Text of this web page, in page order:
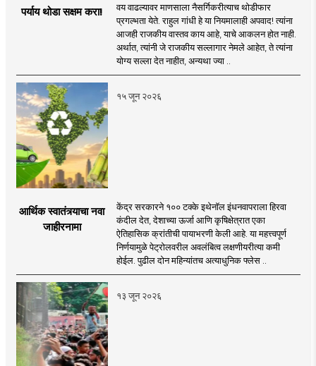
पर्याय थोडा सक्षम करा!
वय वाढल्यावर माणसाला नैसर्गिकरीत्याच थोडीफार
प्रगल्भता येते. राहुल गांधी हे या नियमालाही अपवाद! त्यांना
आजही राजकीय वास्तव काय आहे, याचे आकलन होत नाही.
अर्थात, त्यांनी जे राजकीय सल्लागार नेमले आहेत, ते त्यांना
योग्य सल्ला देत नाहीत, अन्यथा ज्या ..
१५ जून २०२६
आर्थिक स्वातंत्र्याचा नवा
जाहीरनामा
केंद्र सरकारने १०० टक्के इथेनॉल इंधनवापराला हिरवा
कंदील देत, देशाच्या ऊर्जा आणि कृषिक्षेत्रात एका
ऐतिहासिक क्रांतीची पायाभरणी केली आहे. या महत्त्वपूर्ण
निर्णयामुळे पेट्रोलवरील अवलंबित्व लक्षणीयरीत्या कमी
होईल. पुढील दोन महिन्यांतच अत्याधुनिक फ्लेस ..
१३ जून २०२६